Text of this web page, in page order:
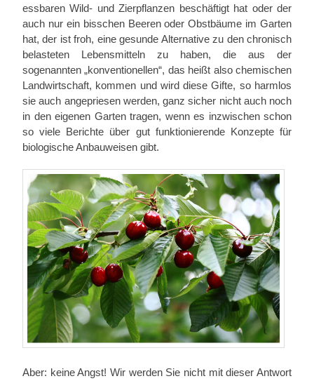
essbaren Wild- und Zierpflanzen beschäftigt hat oder der
auch nur ein bisschen Beeren oder Obstbäume im Garten
hat, der ist froh, eine gesunde Alternative zu den chronisch
belasteten Lebensmitteln zu haben, die aus der
sogenannten „konventionellen“, das heißt also chemischen
Landwirtschaft, kommen und wird diese Gifte, so harmlos
sie auch angepriesen werden, ganz sicher nicht auch noch
in den eigenen Garten tragen, wenn es inzwischen schon
so viele Berichte über gut funktionierende Konzepte für
biologische Anbauweisen gibt.
Aber: keine Angst! Wir werden Sie nicht mit dieser Antwort